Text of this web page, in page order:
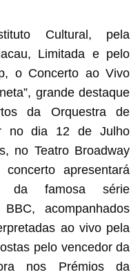
Cultural, pela
Limitada e pelo
o Concerto ao Vivo
grande destaque
da Orquestra de
no dia 12 de Julho
no Teatro Broadway
apresentará
da famosa série
acompanhados
ao vivo pela
pelo vencedor da
nos Prémios da